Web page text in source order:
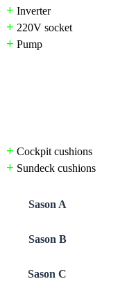
+ Inverter
+ 220V socket
+ Pump
+ Cockpit cushions
+ Sundeck cushions
Sason A
Sason B
Sason C